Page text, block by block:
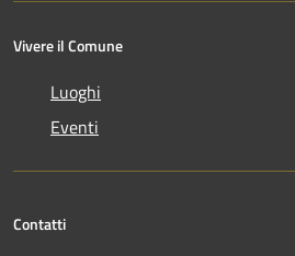
Vivere il Comune
Luoghi
Eventi
Contatti